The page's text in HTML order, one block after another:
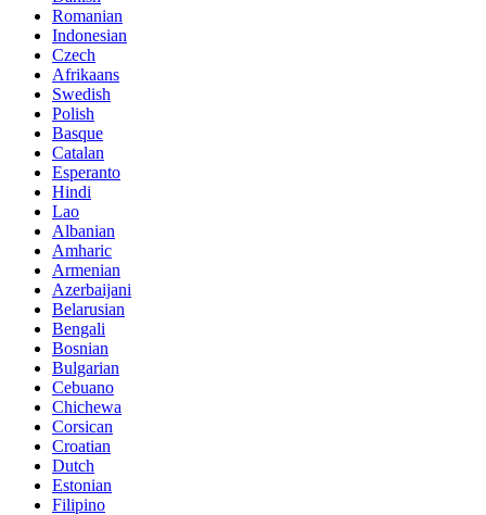
Romanian
Indonesian
Czech
Afrikaans
Swedish
Polish
Basque
Catalan
Esperanto
Hindi
Lao
Albanian
Amharic
Armenian
Azerbaijani
Belarusian
Bengali
Bosnian
Bulgarian
Cebuano
Chichewa
Corsican
Croatian
Dutch
Estonian
Filipino